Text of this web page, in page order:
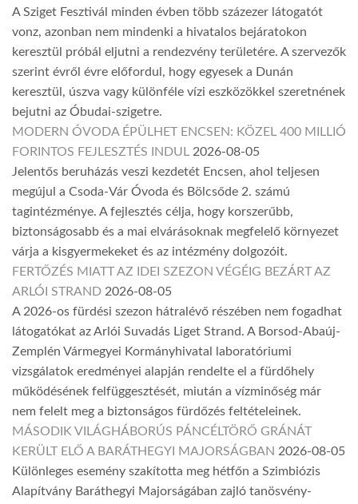
A Sziget Fesztivál minden évben több százezer látogatót
vonz, azonban nem mindenki a hivatalos bejáratokon
keresztül próbál eljutni a rendezvény területére. A szervezők
szerint évről évre előfordul, hogy egyesek a Dunán
keresztül, úszva vagy különféle vízi eszközökkel szeretnének
bejutni az Óbudai-szigetre.
MODERN ÓVODA ÉPÜLHET ENCSEN: KÖZEL 400 MILLIÓ
FORINTOS FEJLESZTÉS INDUL 2026-08-05
Jelentős beruházás veszi kezdetét Encsen, ahol teljesen
megújul a Csoda-Vár Óvoda és Bölcsőde 2. számú
tagintézménye. A fejlesztés célja, hogy korszerűbb,
biztonságosabb és a mai elvárásoknak megfelelő környezet
várja a kisgyermekeket és az intézmény dolgozóit.
FERTŐZÉS MIATT AZ IDEI SZEZON VÉGÉIG BEZÁRT AZ
ARLÓI STRAND 2026-08-05
A 2026-os fürdési szezon hátralévő részében nem fogadhat
látogatókat az Arlói Suvadás Liget Strand. A Borsod-Abaúj-
Zemplén Vármegyei Kormányhivatal laboratóriumi
vizsgálatok eredményei alapján rendelte el a fürdőhely
működésének felfüggesztését, miután a vízminőség már
nem felelt meg a biztonságos fürdőzés feltételeinek.
MÁSODIK VILÁGHÁBORÚS PÁNCÉLTÖRŐ GRÁNÁT
KERÜLT ELŐ A BARÁTHEGYI MAJORSÁGBAN 2026-08-05
Különleges esemény szakította meg hétfőn a Szimbiózis
Alapítvány Baráthegyi Majorságában zajló tanösvény-